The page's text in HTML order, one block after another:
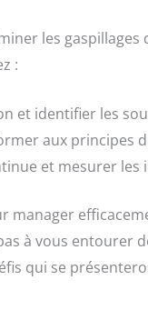
les
:
et identifier les
aux principes
et mesurer
manager
à vous
qui se